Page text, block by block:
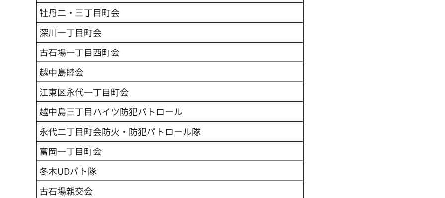
牡丹二・三丁目町会
深川一丁目町会
古石場一丁目西町会
越中島睦会
江東区永代一丁目町会
越中島三丁目ハイツ防犯パトロール
永代二丁目町会防火・防犯パトロール隊
富岡一丁目町会
冬木UDパト隊
古石場親交会